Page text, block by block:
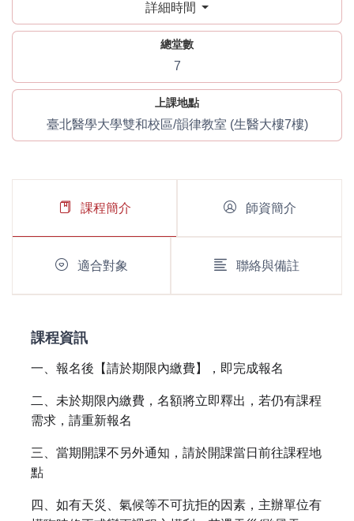
詳細時間
總堂數
7
上課地點
臺北醫學大學雙和校區/韻律教室 (生醫大樓7樓)
課程簡介 師資簡介
適合對象 聯絡與備註
課程資訊
一、報名後【請於期限內繳費】，即完成報名
二、未於期限內繳費，名額將立即釋出，若仍有課程
需求，請重新報名
三、當期開課不另外通知，請於開課當日前往課程地
點
四、如有天災、氣候等不可抗拒的因素，主辦單位有